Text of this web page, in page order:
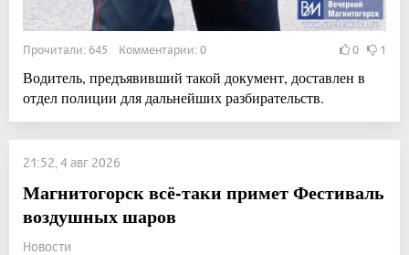
Прочитали: 645 Комментарии: 0 0 1
Водитель, предъявивший такой документ, доставлен в
отдел полиции для дальнейших разбирательств.
21:52, 4 авг 2026
Магнитогорск всё-таки примет Фестиваль
воздушных шаров
Новости